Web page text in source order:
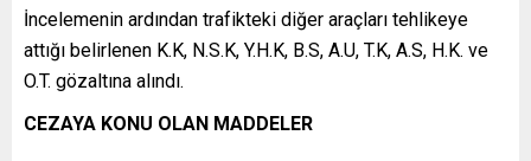
İncelemenin ardından trafikteki diğer araçları tehlikeye
attığı belirlenen K.K, N.S.K, Y.H.K, B.S, A.U, T.K, A.S, H.K. ve
O.T. gözaltına alındı.
CEZAYA KONU OLAN MADDELER